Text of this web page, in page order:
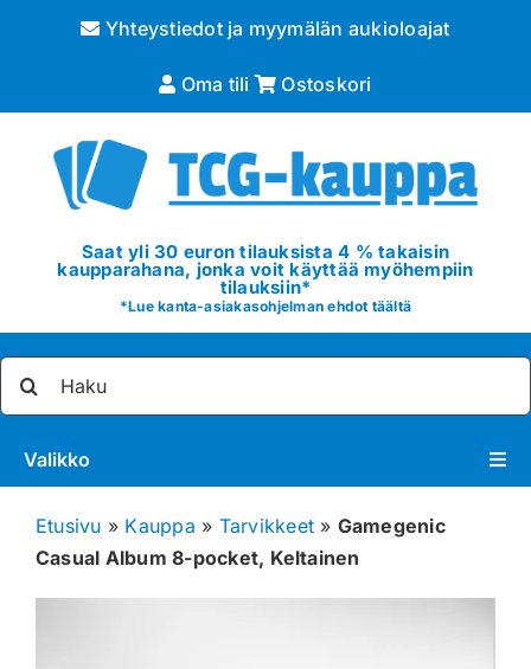
Yhteystiedot ja myymälän aukioloajat
Oma tili Ostoskori
Saat yli 30 euron tilauksista 4 % takaisin
kaupparahana, jonka voit käyttää myöhempiin
tilauksiin*
*Lue kanta-asiakasohjelman ehdot täältä
Valikko
Pokémon
Etusivu » Kauppa » Tarvikkeet » Gamegenic
Casual Album 8-pocket, Keltainen